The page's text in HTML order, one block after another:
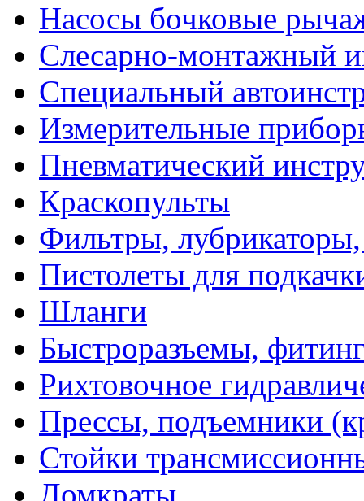
Насосы бочковые
Слесарно-монтажный
Специальный
Измерительные
Пневматический
Краскопульты
Фильтры,
Пистолеты для
Шланги
Быстроразъемы,
Рихтовочное
Прессы, подъемники
Стойки